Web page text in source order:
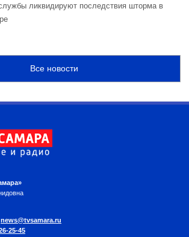
ликвидируют последствия шторма в
Все новости
news@tvsamara.ru
25-45